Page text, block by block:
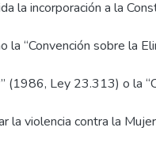
la incorporación a la
“Convención sobre la
(1986, Ley 23.313) o la
la violencia contra la